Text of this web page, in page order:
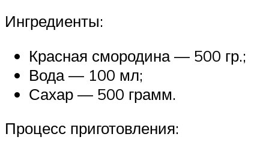
Ингредиенты:
Красная смородина — 500 гр.;
Вода — 100 мл;
Сахар — 500 грамм.
Процесс приготовления: